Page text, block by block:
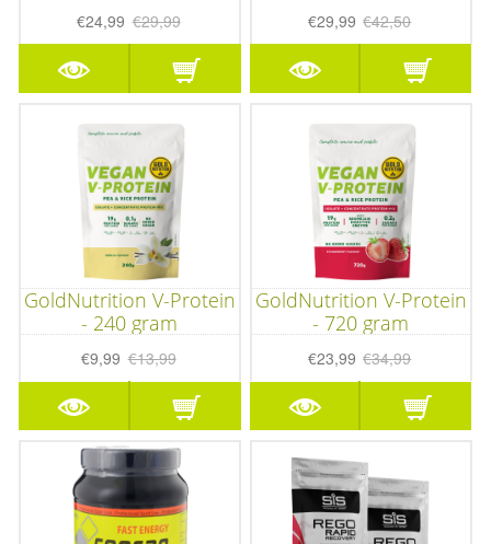
€24,99 €29,99 €29,99 €42,50
GoldNutrition V-Protein
- 240 gram
€9,99 €13,99
GoldNutrition V-Protein
- 720 gram
€23,99 €34,99